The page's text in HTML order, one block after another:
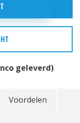
geleverd)
Voordelen